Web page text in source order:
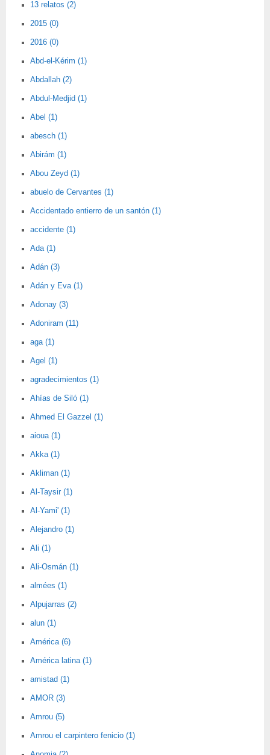
13 relatos (2)
2015 (0)
2016 (0)
Abd-el-Kérim (1)
Abdallah (2)
Abdul-Medjid (1)
Abel (1)
abesch (1)
Abirám (1)
Abou Zeyd (1)
abuelo de Cervantes (1)
Accidentado entierro de un santón (1)
accidente (1)
Ada (1)
Adán (3)
Adán y Eva (1)
Adonay (3)
Adoniram (11)
aga (1)
Agel (1)
agradecimientos (1)
Ahías de Siló (1)
Ahmed El Gazzel (1)
aioua (1)
Akka (1)
Akliman (1)
Al-Taysir (1)
Al-Yami' (1)
Alejandro (1)
Ali (1)
Ali-Osmán (1)
almées (1)
Alpujarras (2)
alun (1)
América (6)
América latina (1)
amistad (1)
AMOR (3)
Amrou (5)
Amrou el carpintero fenicio (1)